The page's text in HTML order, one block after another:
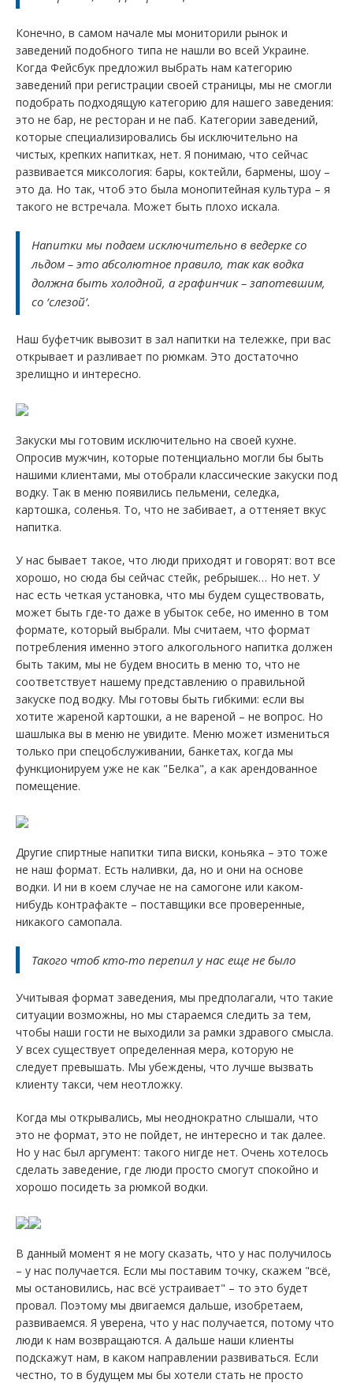
Конечно, в самом начале мы мониторили рынок и
заведений подобного типа не нашли во всей Украине.
Когда Фейсбук предложил выбрать нам категорию
заведений при регистрации своей страницы, мы не смогли
подобрать подходящую категорию для нашего заведения:
это не бар, не ресторан и не паб. Категории заведений,
которые специализировались бы исключительно на
чистых, крепких напитках, нет. Я понимаю, что сейчас
развивается миксология: бары, коктейли, бармены, шоу –
это да. Но так, чтоб это была монопитейная культура – я
такого не встречала. Может быть плохо искала.
Напитки мы подаем исключительно в ведерке со
льдом – это абсолютное правило, так как водка
должна быть холодной, а графинчик – запотевшим,
со ‘слезой’.
Наш буфетчик вывозит в зал напитки на тележке, при вас
открывает и разливает по рюмкам. Это достаточно
зрелищно и интересно.
Закуски мы готовим исключительно на своей кухне.
Опросив мужчин, которые потенциально могли бы быть
нашими клиентами, мы отобрали классические закуски под
водку. Так в меню появились пельмени, селедка,
картошка, соленья. То, что не забивает, а оттеняет вкус
напитка.
У нас бывает такое, что люди приходят и говорят: вот все
хорошо, но сюда бы сейчас стейк, ребрышек… Но нет. У
нас есть четкая установка, что мы будем существовать,
может быть где-то даже в убыток себе, но именно в том
формате, который выбрали. Мы считаем, что формат
потребления именно этого алкогольного напитка должен
быть таким, мы не будем вносить в меню то, что не
соответствует нашему представлению о правильной
закуске под водку. Мы готовы быть гибкими: если вы
хотите жареной картошки, а не вареной – не вопрос. Но
шашлыка вы в меню не увидите. Меню может измениться
только при спецобслуживании, банкетах, когда мы
функционируем уже не как "Белка", а как арендованное
помещение.
Другие спиртные напитки типа виски, коньяка – это тоже
не наш формат. Есть наливки, да, но и они на основе
водки. И ни в коем случае не на самогоне или каком-
нибудь контрафакте – поставщики все проверенные,
никакого самопала.
Такого чтоб кто-то перепил у нас еще не было
Учитывая формат заведения, мы предполагали, что такие
ситуации возможны, но мы стараемся следить за тем,
чтобы наши гости не выходили за рамки здравого смысла.
У всех существует определенная мера, которую не
следует превышать. Мы убеждены, что лучше вызвать
клиенту такси, чем неотложку.
Когда мы открывались, мы неоднократно слышали, что
это не формат, это не пойдет, не интересно и так далее.
Но у нас был аргумент: такого нигде нет. Очень хотелось
сделать заведение, где люди просто смогут спокойно и
хорошо посидеть за рюмкой водки.
В данный момент я не могу сказать, что у нас получилось
– у нас получается. Если мы поставим точку, скажем "всё,
мы остановились, нас всё устраивает" – то это будет
провал. Поэтому мы двигаемся дальше, изобретаем,
развиваемся. Я уверена, что у нас получается, потому что
люди к нам возвращаются. А дальше наши клиенты
подскажут нам, в каком направлении развиваться. Если
честно, то в будущем мы бы хотели стать не просто